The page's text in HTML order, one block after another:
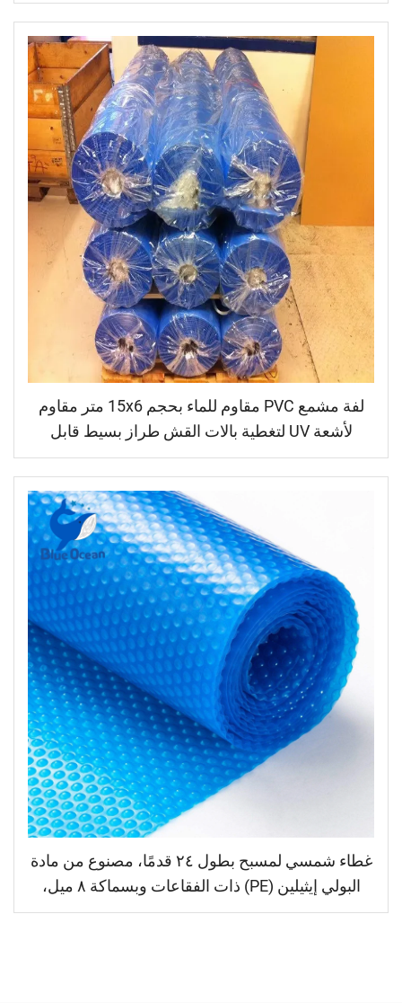
لفة مشمع PVC مقاوم للماء بحجم 15x6 متر مقاوم
لأشعة UV لتغطية بالات القش طراز بسيط قابل
للتخصيص
غطاء شمسي لمسبح بطول ٢٤ قدمًا، مصنوع من مادة
البولي إيثيلين (PE) ذات الفقاعات وبسماكة ٨ ميل،
أزرق اللون، يمتص الحرارة أثناء النهار ويحتفظ بها ليلاً،